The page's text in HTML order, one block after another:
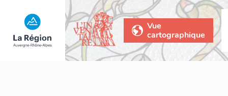
Vue
cartographique